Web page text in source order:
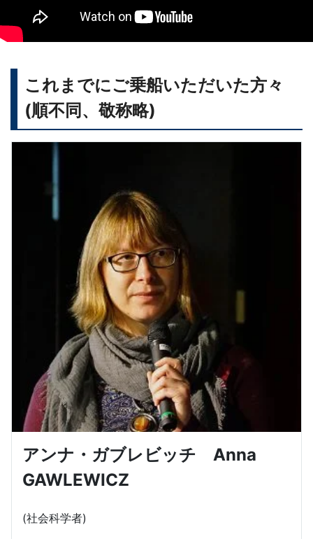
これまでにご乗船いただいた方々
(順不同、敬称略)
アンナ・ガブレビッチ Anna
GAWLEWICZ
(社会科学者)